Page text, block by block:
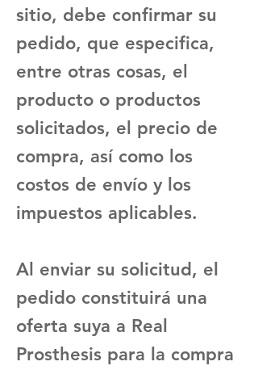
sitio, debe confirmar su
pedido, que especifica,
entre otras cosas, el
producto o productos
solicitados, el precio de
compra, así como los
costos de envío y los
impuestos aplicables.
Al enviar su solicitud, el
pedido constituirá una
oferta suya a Real
Prosthesis para la compra